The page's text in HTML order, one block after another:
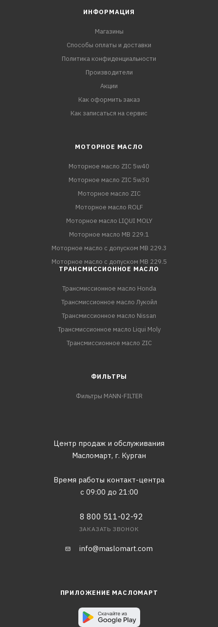
ИНФОРМАЦИЯ
Магазины
Способы оплаты и доставки
Политика конфиденциальности
Производители
Акции
Как оформить заказ
Как записаться на сервис
МОТОРНОЕ МАСЛО
Моторное масло ZIC 5w40
Моторное масло ZIC 5w30
Моторное масло ZIC
Моторное масло ROLF
Моторное масло LIQUI MOLY
Моторное масло MB 229.1
Моторное масло с допуском MB 229.3
Моторное масло с допуском MB 229.5
ТРАНСМИССИОННОЕ МАСЛО
Трансмиссионное масло Honda
Трансмиссионное масло Лукойл
Трансмиссионное масло Nissan
Трансмиссионное масло Liqui Moly
Трансмиссионное масло ZIC
ФИЛЬТРЫ
Фильтры MANN-FILTER
Центр продаж и обслуживания
Масломарт, г. Курган
Время работы контакт-центра
с 09:00 до 21:00
8 800 511-02-92
ЗАКАЗАТЬ ЗВОНОК
info@maslomart.com
ПРИЛОЖЕНИЕ МАСЛОМАРТ